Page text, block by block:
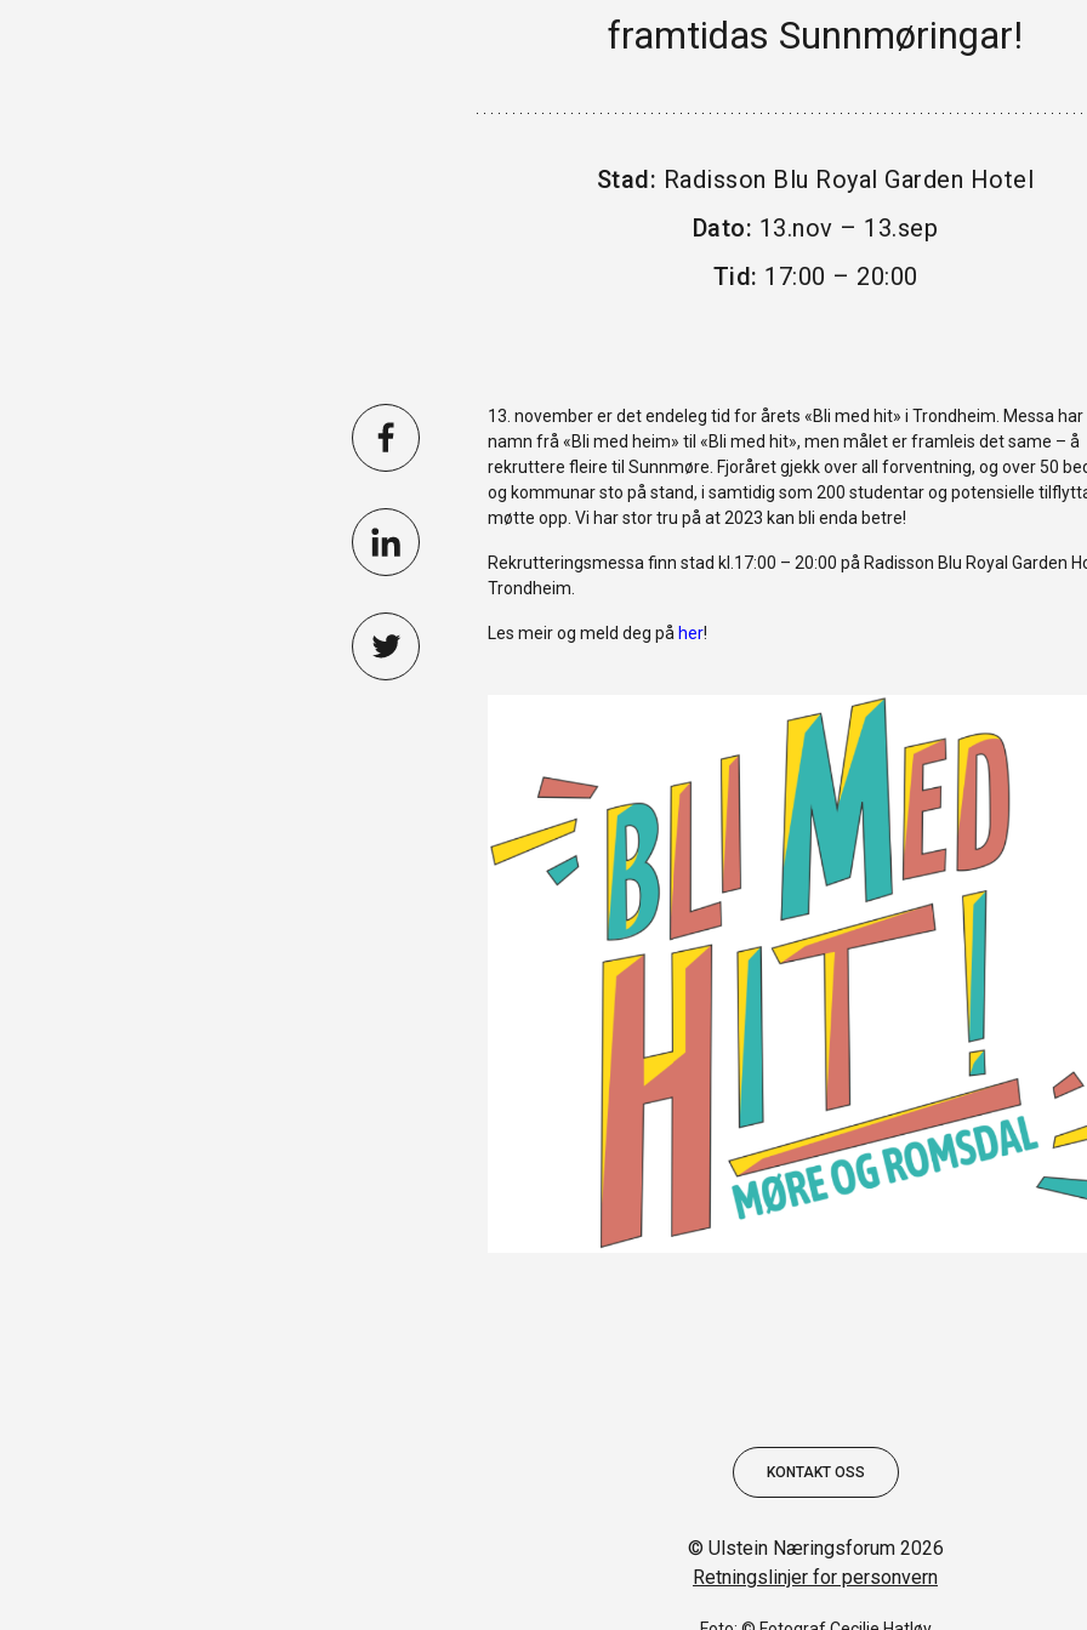
HANDEL OG SERVICE
framtidas Sunnmøringar!
Stad: Radisson Blu Royal Garden Hotel
Dato: 13.nov – 13.sep
Tid: 17:00 – 20:00
13. november er det endeleg tid for årets «Bli med hit» i Trondheim. Messa
namn frå «Bli med heim» til «Bli med hit», men målet er framleis det same – å
rekruttere fleire til Sunnmøre. Fjoråret gjekk over all forventning, og over 50
og kommunar sto på stand, i samtidig som 200 studentar og potensielle
møtte opp. Vi har stor tru på at 2023 kan bli enda betre!
Rekrutteringsmessa finn stad kl.17:00 – 20:00 på Radisson Blu Royal Garden
Trondheim.
Les meir og meld deg på her!
KONTAKT OSS
© Ulstein Næringsforum 2026
Retningslinjer for personvern